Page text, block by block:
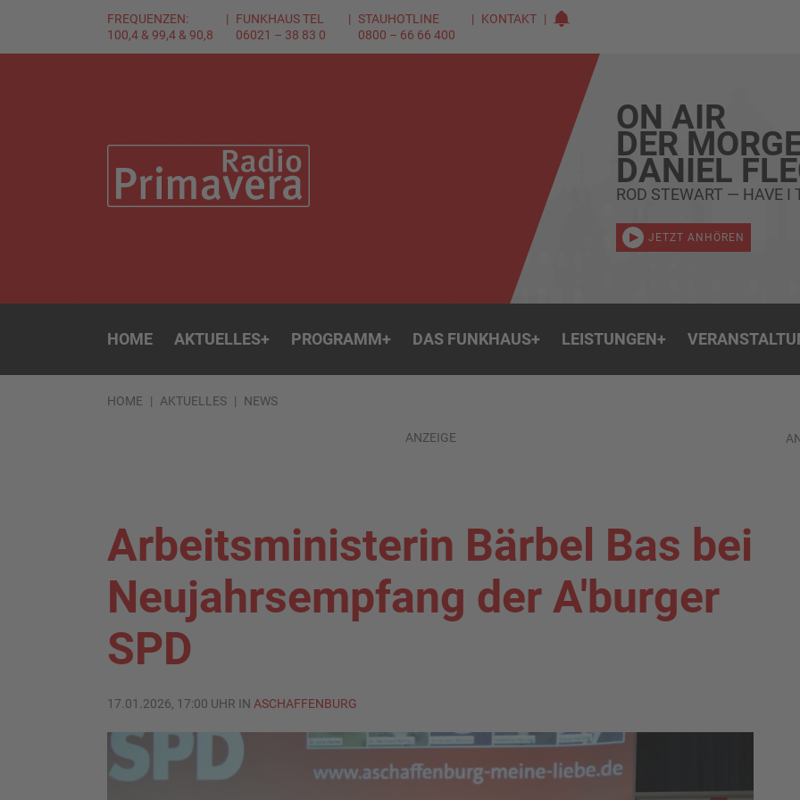
FREQUENZEN:
100,4 & 99,4 & 90,8
FUNKHAUS TEL
06021 – 38 83 0
STAUHOTLINE
0800 – 66 66 400
KONTAKT
ON AIR
DER
DANIEL
ROD STEWART — HAVE I
JETZT ANHÖREN
HOME AKTUELLES+ PROGRAMM+ DAS FUNKHAUS+ LEISTUNGEN+
HOME AKTUELLES NEWS
ANZEIGE
Arbeitsministerin Bärbel Bas bei
Neujahrsempfang der A'burger
SPD
17.01.2026, 17:00 UHR IN ASCHAFFENBURG